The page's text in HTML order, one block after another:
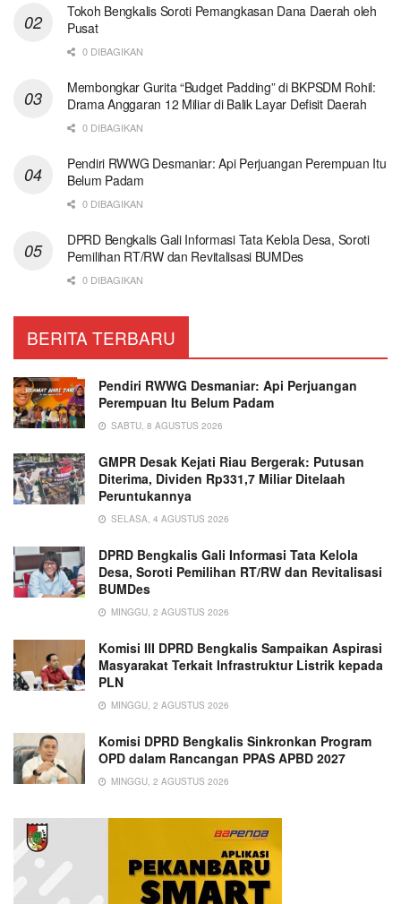
Tokoh Bengkalis Soroti Pemangkasan Dana Daerah oleh
Pusat
0 DIBAGIKAN
Membongkar Gurita “Budget Padding” di BKPSDM Rohil:
Drama Anggaran 12 Miliar di Balik Layar Defisit Daerah
0 DIBAGIKAN
Pendiri RWWG Desmaniar: Api Perjuangan Perempuan Itu
Belum Padam
0 DIBAGIKAN
DPRD Bengkalis Gali Informasi Tata Kelola Desa, Soroti
Pemilihan RT/RW dan Revitalisasi BUMDes
0 DIBAGIKAN
BERITA TERBARU
Pendiri RWWG Desmaniar: Api Perjuangan
Perempuan Itu Belum Padam
SABTU, 8 AGUSTUS 2026
GMPR Desak Kejati Riau Bergerak: Putusan
Diterima, Dividen Rp331,7 Miliar Ditelaah
Peruntukannya
SELASA, 4 AGUSTUS 2026
DPRD Bengkalis Gali Informasi Tata Kelola
Desa, Soroti Pemilihan RT/RW dan Revitalisasi
BUMDes
MINGGU, 2 AGUSTUS 2026
Komisi III DPRD Bengkalis Sampaikan Aspirasi
Masyarakat Terkait Infrastruktur Listrik kepada
PLN
MINGGU, 2 AGUSTUS 2026
Komisi DPRD Bengkalis Sinkronkan Program
OPD dalam Rancangan PPAS APBD 2027
MINGGU, 2 AGUSTUS 2026